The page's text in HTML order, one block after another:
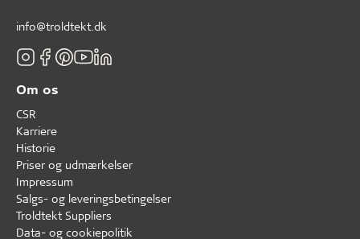
info@troldtekt.dk
Om os
CSR
Karriere
Historie
Priser og udmærkelser
Impressum
Salgs- og leveringsbetingelser
Troldtekt Suppliers
Data- og cookiepolitik